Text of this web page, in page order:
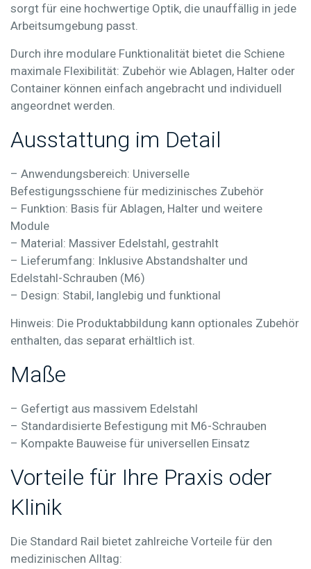
sorgt für eine hochwertige Optik, die unauffällig in jede
Arbeitsumgebung passt.
Durch ihre modulare Funktionalität bietet die Schiene
maximale Flexibilität: Zubehör wie Ablagen, Halter oder
Container können einfach angebracht und individuell
angeordnet werden.
Ausstattung im Detail
– Anwendungsbereich: Universelle
Befestigungsschiene für medizinisches Zubehör
– Funktion: Basis für Ablagen, Halter und weitere
Module
– Material: Massiver Edelstahl, gestrahlt
– Lieferumfang: Inklusive Abstandshalter und
Edelstahl-Schrauben (M6)
– Design: Stabil, langlebig und funktional
Hinweis: Die Produktabbildung kann optionales Zubehör
enthalten, das separat erhältlich ist.
Maße
– Gefertigt aus massivem Edelstahl
– Standardisierte Befestigung mit M6-Schrauben
– Kompakte Bauweise für universellen Einsatz
Vorteile für Ihre Praxis oder
Klinik
Die Standard Rail bietet zahlreiche Vorteile für den
medizinischen Alltag: